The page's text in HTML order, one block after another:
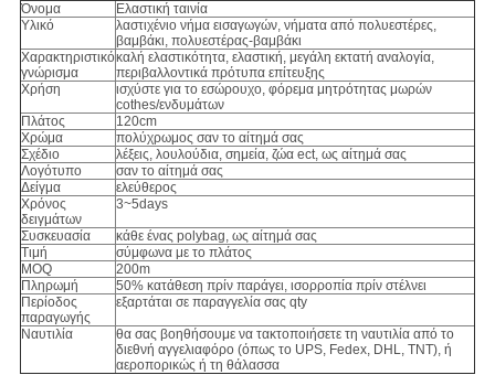
Όνομα
Ελαστική ταινία
Υλικό
λαστιχένιο νήμα εισαγωγών, νήματα από πολυεστέρες,
βαμβάκι, πολυεστέρας-βαμβάκι
Χαρακτηριστικό
γνώρισμα
καλή ελαστικότητα, ελαστική, μεγάλη εκτατή αναλογία,
περιβαλλοντικά πρότυπα επίτευξης
Χρήση
ισχύστε για το εσώρουχο, φόρεμα μητρότητας μωρών
cothes/ενδυμάτων
Πλάτος
120cm
Χρώμα
πολύχρωμος σαν το αίτημά σας
Σχέδιο
λέξεις, λουλούδια, σημεία, ζώα ect, ως αίτημά σας
Λογότυπο
σαν το αίτημά σας
Δείγμα
ελεύθερος
Χρόνος
δειγμάτων
3~5days
Συσκευασία
κάθε ένας polybag, ως αίτημά σας
Τιμή
σύμφωνα με το πλάτος
MOQ
200m
Πληρωμή
50% κατάθεση πρίν παράγει, ισορροπία πρίν στέλνει
Περίοδος
παραγωγής
εξαρτάται σε παραγγελία σας qty
Ναυτιλία
θα σας βοηθήσουμε να τακτοποιήσετε τη ναυτιλία από το
διεθνή αγγελιαφόρο (όπως το UPS, Fedex, DHL, TNT), ή
αεροπορικώς ή τη θάλασσα